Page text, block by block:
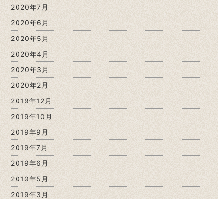
2020年7月
2020年6月
2020年5月
2020年4月
2020年3月
2020年2月
2019年12月
2019年10月
2019年9月
2019年7月
2019年6月
2019年5月
2019年3月